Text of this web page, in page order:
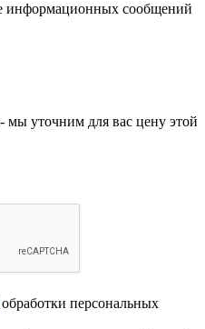
информационных сообщений
мы уточним для вас цену этой
обработки персональных